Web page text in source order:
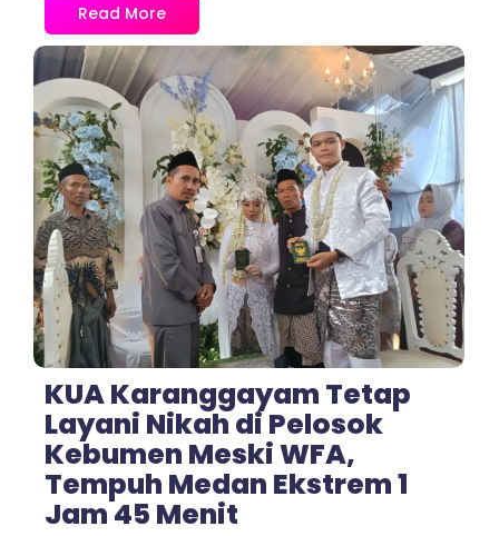
Read More
No Comments
KUA Karanggayam Tetap
Layani Nikah di Pelosok
Kebumen Meski WFA,
Tempuh Medan Ekstrem 1
Jam 45 Menit